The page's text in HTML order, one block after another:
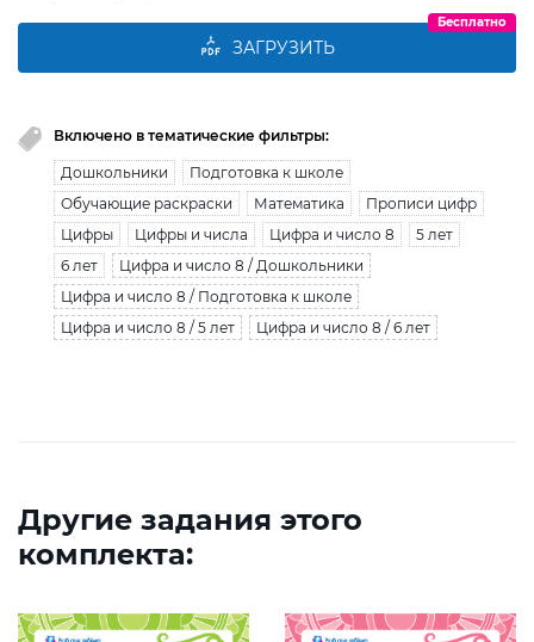
ЗАГРУЗИТЬ
Бесплатно
Включено в тематические фильтры:
Дошкольники
Подготовка к школе
Обучающие раскраски
Математика
Прописи цифр
Цифры
Цифры и числа Цифра и число 8
5 лет
6 лет
Цифра и число 8 / Дошкольники
Цифра и число 8 / Подготовка к школе
Цифра и число 8 / 5 лет
Цифра и число 8 / 6 лет
Другие задания этого
комплекта: